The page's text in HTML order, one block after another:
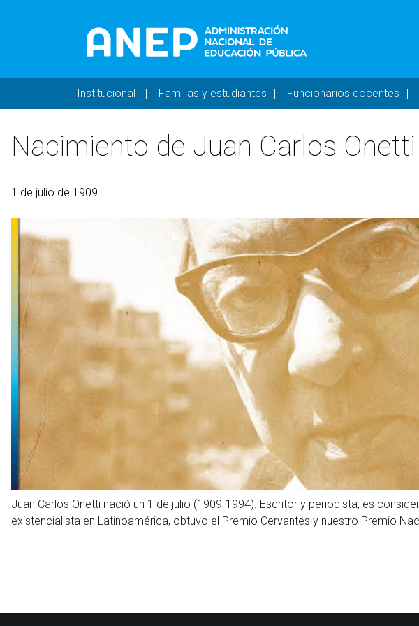
Navegación principal - DESKTOP
Institucional Familias y estudiantes Funcionarios docentes
Nacimiento de Juan Carlos Onetti
1 de julio de 1909
Juan Carlos Onetti nació un 1 de julio (1909-1994). Escritor y periodista, es
existencialista en Latinoamérica, obtuvo el Premio Cervantes y nuestro Premio